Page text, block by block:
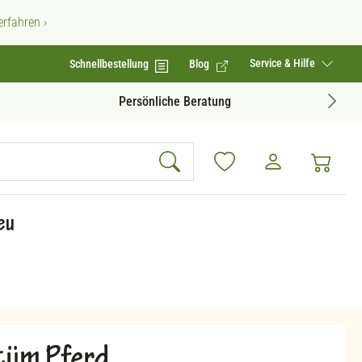
›
Schnellbestellung Blog Service & Hilfe
Geprüfte Produktqualität